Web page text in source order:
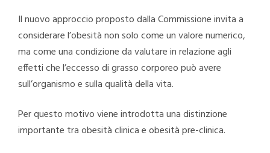
Il nuovo approccio proposto dalla Commissione invita a
considerare l’obesità non solo come un valore numerico,
ma come una condizione da valutare in relazione agli
effetti che l’eccesso di grasso corporeo può avere
sull’organismo e sulla qualità della vita.
Per questo motivo viene introdotta una distinzione
importante tra obesità clinica e obesità pre-clinica.